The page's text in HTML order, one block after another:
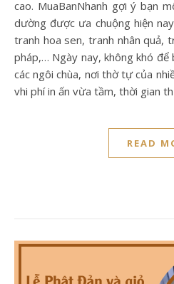
cao. MuaBanNhanh gợi ý bạn
dường được ưa chuộng hiện
tranh hoa sen, tranh nhân quả,
pháp,… Ngày nay, không khó
các ngôi chùa, nơi thờ tự của
vhi phí in ấn vừa tầm, thời gian
READ